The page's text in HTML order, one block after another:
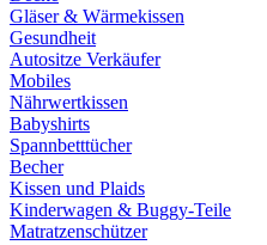
Gläser & Wärmekissen
Gesundheit
Autositze Verkäufer
Mobiles
Nährwertkissen
Babyshirts
Spannbetttücher
Becher
Kissen und Plaids
Kinderwagen & Buggy-Teile
Matratzenschützer